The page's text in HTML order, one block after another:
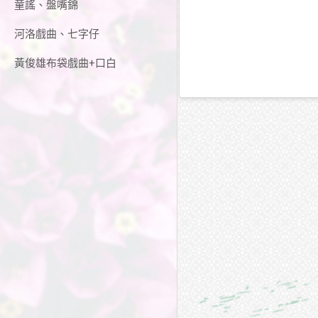
童謠、盤嘴錦
河洛戲曲、七字仔
黃俊雄布袋戲曲+口白